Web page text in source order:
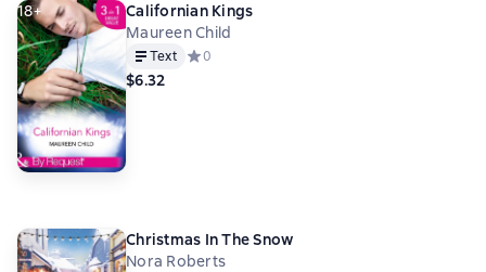
18+
Californian Kings
Maureen Child
Text Средний рейтинг 0 на основе 0 оценок
0
$6.32
Christmas In The Snow
Nora Roberts